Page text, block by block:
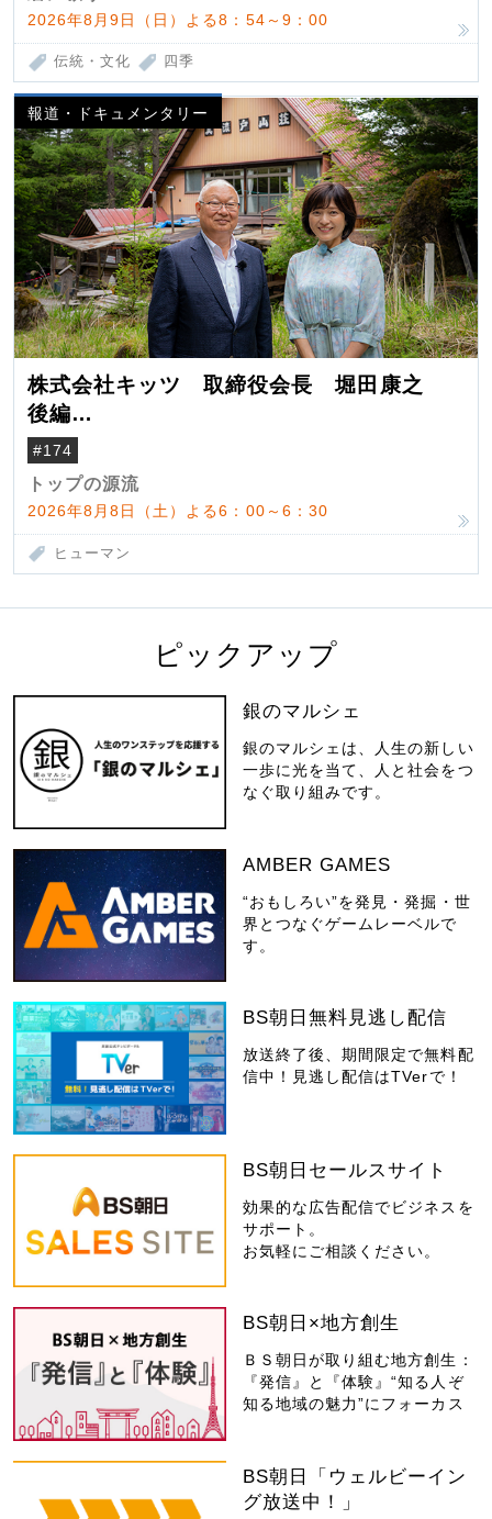
2026年8月9日（日）よる8：54～9：00
伝統・文化 四季
報道・ドキュメンタリー
株式会社キッツ 取締役会長 堀田康之
後編
米国駐在でも浮かんだ八ヶ岳 山小屋を営
んだ父母
#174
トップの源流
2026年8月8日（土）よる6：00～6：30
ヒューマン
ピックアップ
銀のマルシェ
銀のマルシェは、人生の新しい
一歩に光を当て、人と社会をつ
なぐ取り組みです。
AMBER GAMES
“おもしろい”を発見・発掘・世
界とつなぐゲームレーベルで
す。
BS朝日無料見逃し配信
放送終了後、期間限定で無料配
信中！見逃し配信はTVerで！
BS朝日セールスサイト
効果的な広告配信でビジネスを
サポート。
お気軽にご相談ください。
BS朝日×地方創生
ＢＳ朝日が取り組む地方創生：
『発信』と『体験』“知る人ぞ
知る地域の魅力”にフォーカス
BS朝日「ウェルビーイン
グ放送中！」